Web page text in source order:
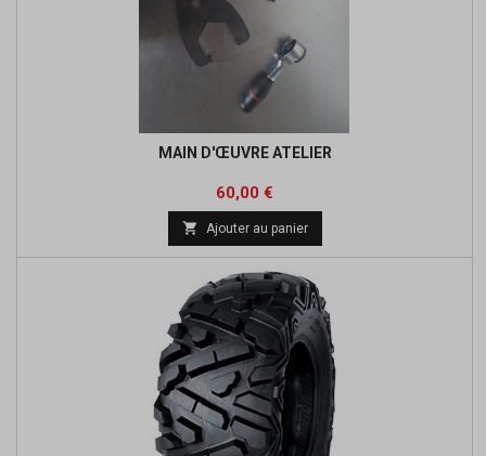
MAIN D'ŒUVRE ATELIER
Prix
60,00 €
 Ajouter au panier